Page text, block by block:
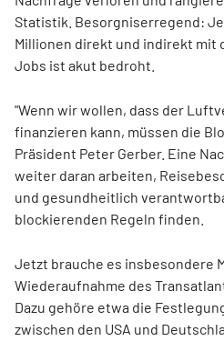
Statistik. Besorgniserregend:
Millionen direkt und indirekt mit
Jobs ist akut bedroht.
"Wenn wir wollen, dass der
finanzieren kann, müssen die
Präsident Peter Gerber. Eine
weiter daran arbeiten,
und gesundheitlich
blockierenden Regeln finden.
Jetzt brauche es insbesondere
Wiederaufnahme des
Dazu gehöre etwa die
zwischen den USA und